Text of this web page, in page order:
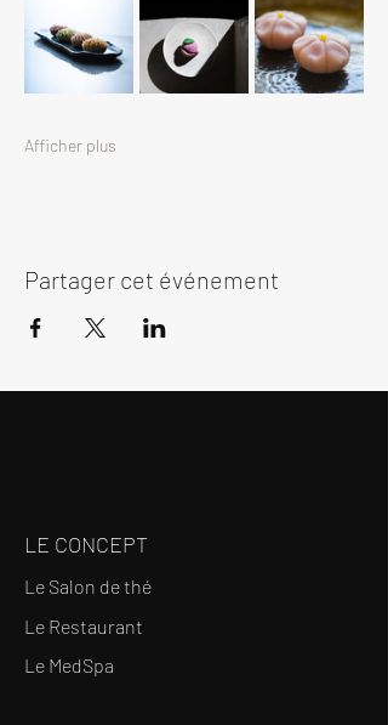
Afficher plus
Partager cet événement
LE CONCEPT
Le Salon de thé
Le Restaurant
Le MedSpa